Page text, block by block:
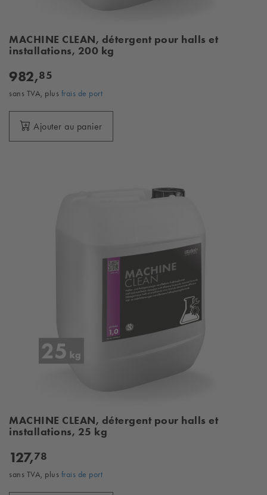
MACHINE CLEAN, détergent pour halls et
installations, 200 kg
982,85
sans TVA, plus frais de port
Ajouter au panier
MACHINE CLEAN, détergent pour halls et
installations, 25 kg
127,78
sans TVA, plus frais de port